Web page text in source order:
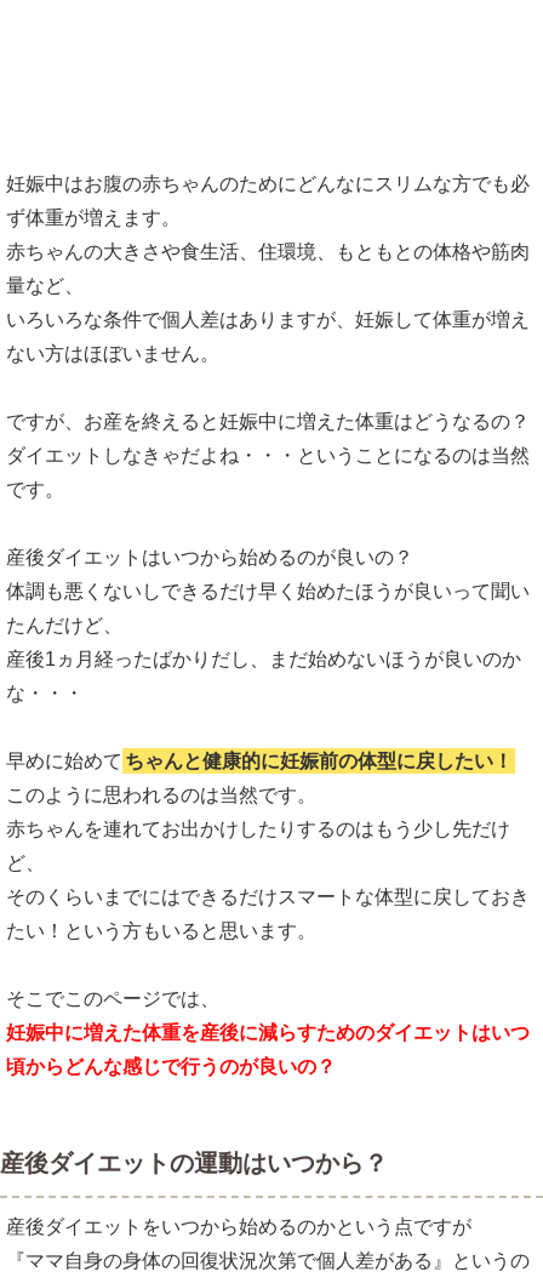
妊娠中はお腹の赤ちゃんのためにどんなにスリムな方でも必
ず体重が増えます。
赤ちゃんの大きさや食生活、住環境、もともとの体格や筋肉
量など、
いろいろな条件で個人差はありますが、妊娠して体重が増え
ない方はほぼいません。
ですが、お産を終えると妊娠中に増えた体重はどうなるの？
ダイエットしなきゃだよね・・・ということになるのは当然
です。
産後ダイエットはいつから始めるのが良いの？
体調も悪くないしできるだけ早く始めたほうが良いって聞い
たんだけど、
産後1ヵ月経ったばかりだし、まだ始めないほうが良いのか
な・・・
早めに始めて ちゃんと健康的に妊娠前の体型に戻したい！
このように思われるのは当然です。
赤ちゃんを連れてお出かけしたりするのはもう少し先だけ
ど、
そのくらいまでにはできるだけスマートな体型に戻しておき
たい！という方もいると思います。
そこでこのページでは、
妊娠中に増えた体重を産後に減らすためのダイエットはいつ
頃からどんな感じで行うのが良いの？
産後ダイエットの運動はいつから？
産後ダイエットをいつから始めるのかという点ですが
『ママ自身の身体の回復状況次第で個人差がある』というの